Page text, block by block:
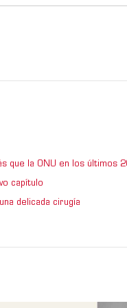
que la ONU en los últimos
capítulo
delicada cirugía